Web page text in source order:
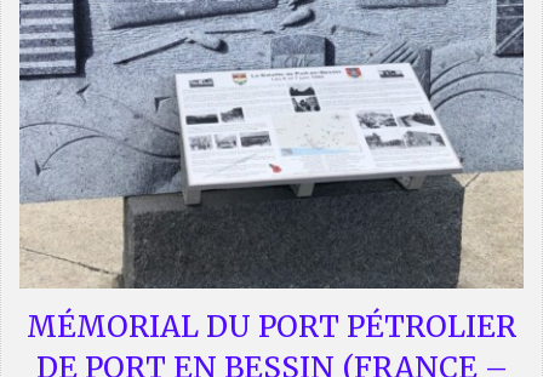
MÉMORIAL DU PORT PÉTROLIER
DE PORT EN BESSIN (FRANCE –